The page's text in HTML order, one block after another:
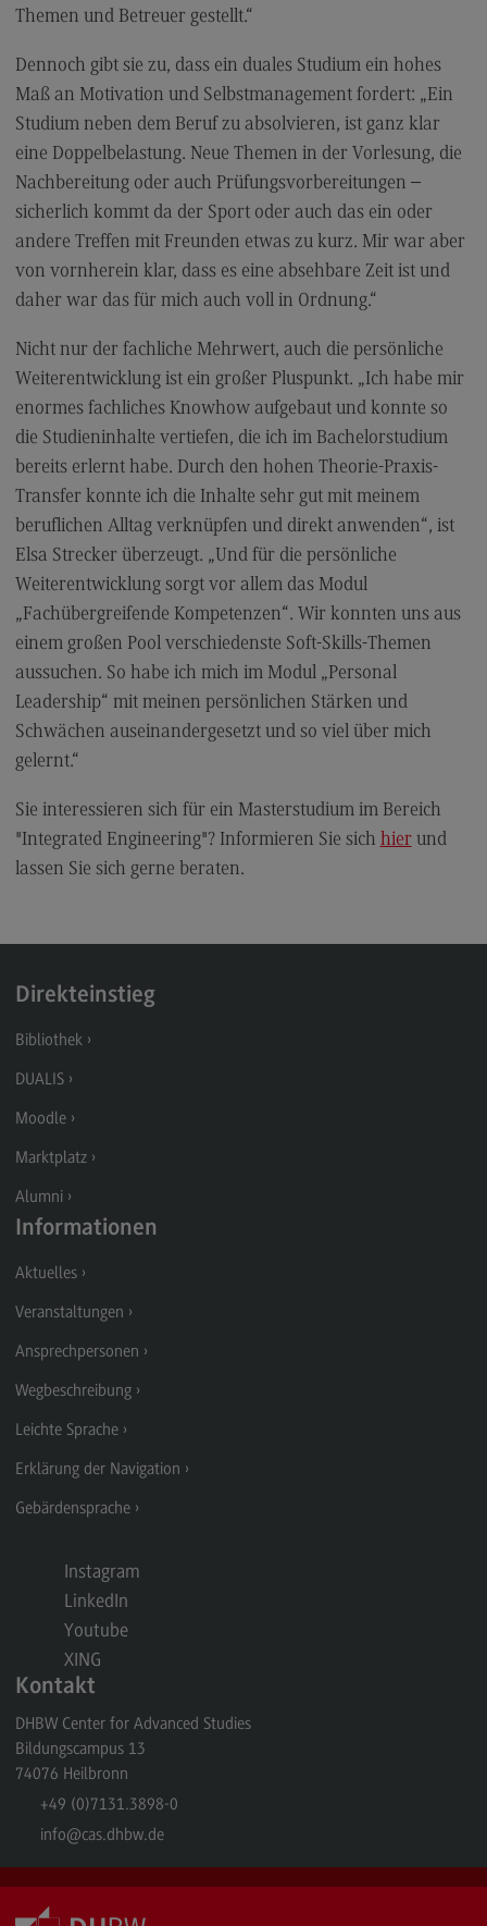
Executive Engineering
Executive Engineering
Modulangebot
Besonderheiten und Highlights
Berufsperspektiven
Kontakt
Finance
Finance
Modulangebot
Berufsperspektiven
Kontakt
General Business Management
General Business Management
Modulangebot
Berufsperspektiven
Kontakt
Governance Sozialer Arbeit
Governance Sozialer Arbeit
Modulangebot
Berufsperspektiven
Kontakt
Informatik
(External link)
Modulangebot
Berufsperspektiven
Kontakt
Integrated Engineering
Integrated Engineering
Rahmenbedingungen
Modulangebot
Berufsperspektiven
Kontakt
Intensive Care
Intensive Care
Modulangebot
Berufsperspektiven
Kontakt
Marketing and Business Psychology
Modulangebot
Berufsperspektiven
Kontakt
Maschinenbau
Profil-O-Mat Maschinenbau
(External link)
Rahmenbedingungen
Themen und Betreuer gestellt.“
Dennoch gibt sie zu, dass ein duales Studium ein hohes
Maß an Motivation und Selbstmanagement fordert: „Ein
Studium neben dem Beruf zu absolvieren, ist ganz klar
eine Doppelbelastung. Neue Themen in der Vorlesung, die
Nachbereitung oder auch Prüfungsvorbereitungen –
sicherlich kommt da der Sport oder auch das ein oder
andere Treffen mit Freunden etwas zu kurz. Mir war aber
von vornherein klar, dass es eine absehbare Zeit ist und
daher war das für mich auch voll in Ordnung.“
Nicht nur der fachliche Mehrwert, auch die persönliche
Weiterentwicklung ist ein großer Pluspunkt. „Ich habe mir
enormes fachliches Knowhow aufgebaut und konnte so
die Studieninhalte vertiefen, die ich im Bachelorstudium
bereits erlernt habe. Durch den hohen Theorie-Praxis-
Transfer konnte ich die Inhalte sehr gut mit meinem
beruflichen Alltag verknüpfen und direkt anwenden“, ist
Elsa Strecker überzeugt. „Und für die persönliche
Weiterentwicklung sorgt vor allem das Modul
„Fachübergreifende Kompetenzen“. Wir konnten uns aus
einem großen Pool verschiedenste Soft-Skills-Themen
aussuchen. So habe ich mich im Modul „Personal
Leadership“ mit meinen persönlichen Stärken und
Schwächen auseinandergesetzt und so viel über mich
gelernt.“
Sie interessieren sich für ein Masterstudium im Bereich
"Integrated Engineering"? Informieren Sie sich hierund
lassen Sie sich gerne beraten.
Direkteinstieg
Bibliothek
DUALIS
Moodle
Marktplatz
Alumni
Informationen
Aktuelles
Veranstaltungen
Ansprechpersonen
Wegbeschreibung
Leichte Sprache
Erklärung der Navigation
Gebärdensprache
Instagram
LinkedIn
Youtube
XING
Kontakt
DHBW Center for Advanced Studies
Bildungscampus 13
74076 Heilbronn
+49 (0)7131.3898-0
info@cas.dhbw.de